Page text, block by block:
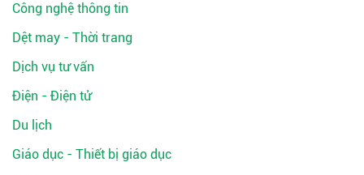
Công nghệ thông tin
Dệt may - Thời trang
Dịch vụ tư vấn
Điện - Điện tử
Du lịch
Giáo dục - Thiết bị giáo dục